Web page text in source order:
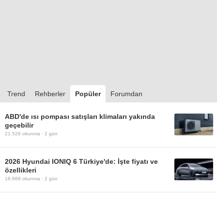
Trend Rehberler Popüler Forumdan
ABD'de ısı pompası satışları klimaları yakında
geçebilir
21.526 okunma · 2 gün
2026 Hyundai IONIQ 6 Türkiye'de: İşte fiyatı ve
özellikleri
18.669 okunma · 2 gün